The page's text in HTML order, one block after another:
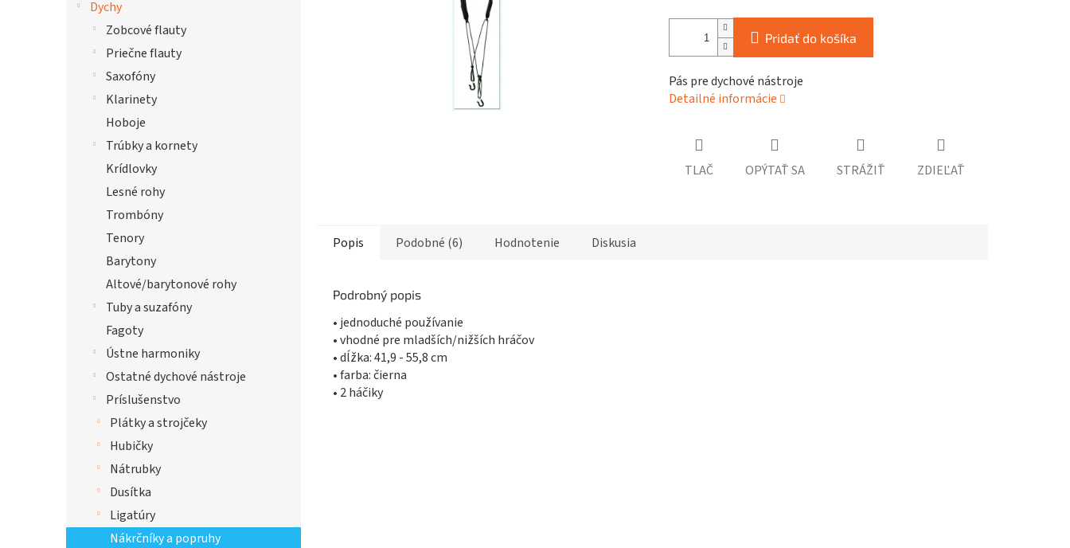
Dychy
Zobcové flauty
Priečne flauty
Saxofóny
Klarinety
Hoboje
Trúbky a kornety
Krídlovky
Lesné rohy
Trombóny
Tenory
Barytony
Altové/barytonové rohy
Tuby a suzafóny
Fagoty
Ústne harmoniky
Ostatné dychové nástroje
Príslušenstvo
Plátky a strojčeky
Hubičky
Nátrubky
Dusítka
Ligatúry
Nákrčníky a popruhy
Pridať do košíka
Pás pre dychové nástroje
Detailné informácie
TLAČ OPÝTAŤ SA STRÁŽIŤ ZDIEĽAŤ
Popis Podobné (6) Hodnotenie Diskusia
Podrobný popis
• jednoduché používanie
• vhodné pre mladších/nižších hráčov
• dĺžka: 41,9 - 55,8 cm
• farba: čierna
• 2 háčiky